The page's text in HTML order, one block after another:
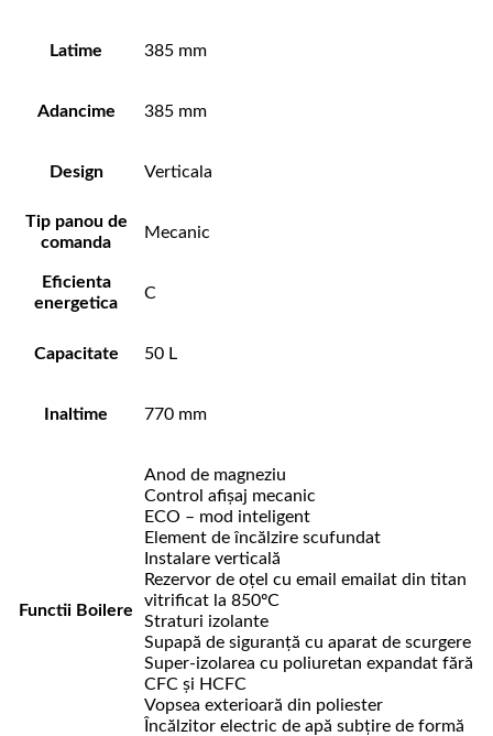
Latime 385 mm
Adancime 385 mm
Design Verticala
Tip panou de
comanda
Mecanic
Eficienta
energetica
C
Capacitate 50 L
Inaltime 770 mm
Functii Boilere
Anod de magneziu
Control afișaj mecanic
ECO – mod inteligent
Element de încălzire scufundat
Instalare verticală
Rezervor de oțel cu email emailat din titan
vitrificat la 850ºC
Straturi izolante
Supapă de siguranță cu aparat de scurgere
Super-izolarea cu poliuretan expandat fără
CFC și HCFC
Vopsea exterioară din poliester
Încălzitor electric de apă subțire de formă